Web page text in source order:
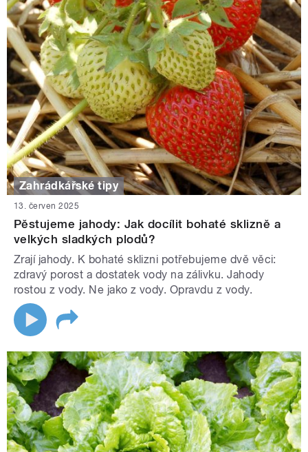
Zahrádkářské tipy
13. červen 2025
Pěstujeme jahody: Jak docílit bohaté sklizně a
velkých sladkých plodů?
Zrají jahody. K bohaté sklizni potřebujeme dvě věci:
zdravý porost a dostatek vody na zálivku. Jahody
rostou z vody. Ne jako z vody. Opravdu z vody.